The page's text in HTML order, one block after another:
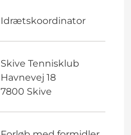
Idrætskoordinator
Skive Tennisklub
Havnevej 18
7800 Skive